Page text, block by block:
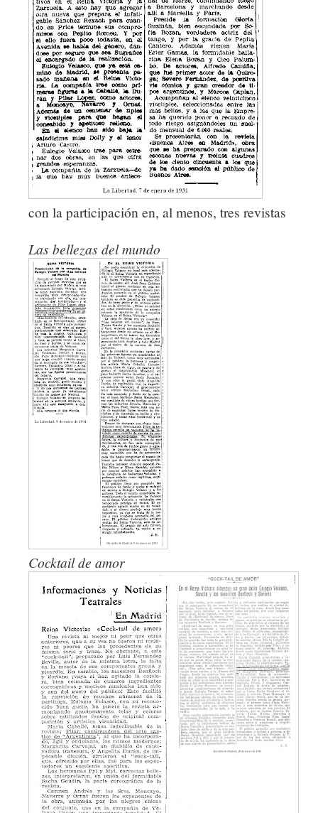
con la participación en, al menos, tres revistas
Las bellezas del mundo
Cocktail de amor